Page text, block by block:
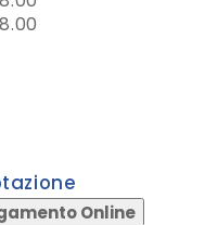
Online